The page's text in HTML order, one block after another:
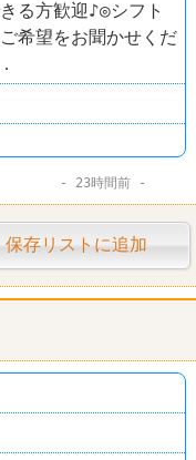
る方歓迎♪◎シフト
希望をお聞かせくだ
23時間前
保存リストに追加